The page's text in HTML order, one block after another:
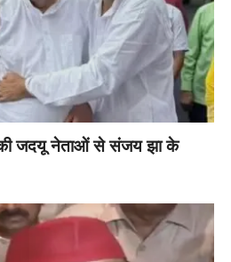
की जदयू नेताओं से संजय झा के